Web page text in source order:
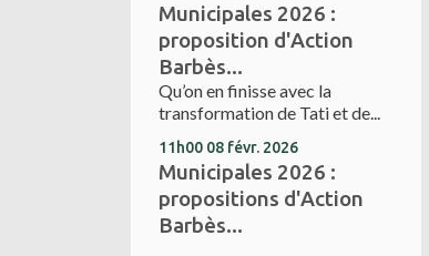
Municipales 2026 :
proposition d'Action
Barbès...
Qu’on en finisse avec la
transformation de Tati et de...
11h00 08 févr. 2026
Municipales 2026 :
propositions d'Action
Barbès...